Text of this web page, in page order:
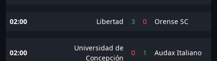
02:00 Libertad 3 0 Orense SC
02:00
Universidad de
Concepción
0 1 Audax Italiano